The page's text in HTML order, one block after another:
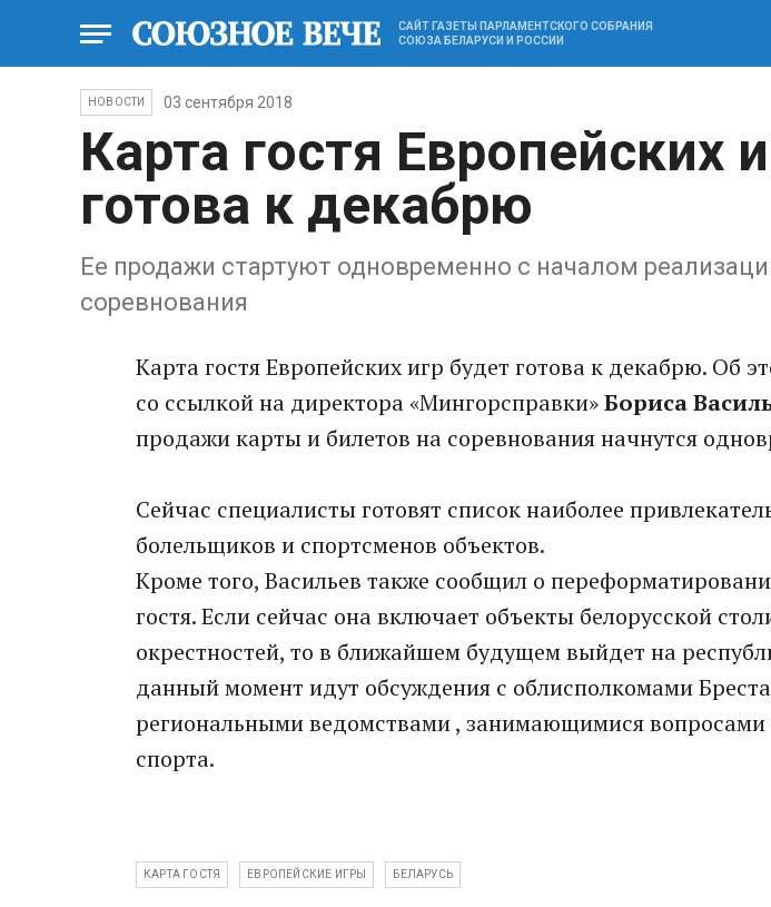
САЙТ ГАЗЕТЫ ПАРЛАМЕНТСКОГО СОБРАНИЯ
СОЮЗА БЕЛАРУСИ И РОССИИ
НОВОСТИ 03 сентября 2018
Карта гостя Европейских
готова к декабрю
Ее продажи стартуют одновременно с началом
соревнования
Карта гостя Европейских игр будет готова к декабрю. Об
со ссылкой на директора «Мингорсправки»Бориса
продажи карты и билетов на соревнования начнутся
Сейчас специалисты готовят список наиболее
болельщиков и спортсменов объектов.
Кроме того, Васильев также сообщил о
гостя. Если сейчас она включает объекты белорусской
окрестностей, то в ближайшем будущем выйдет на
данный момент идут обсуждения с облисполкомами
региональными ведомствами , занимающимися вопросами
спорта.
КАРТА ГОСТЯ ЕВРОПЕЙСКИЕ ИГРЫ БЕЛАРУСЬ